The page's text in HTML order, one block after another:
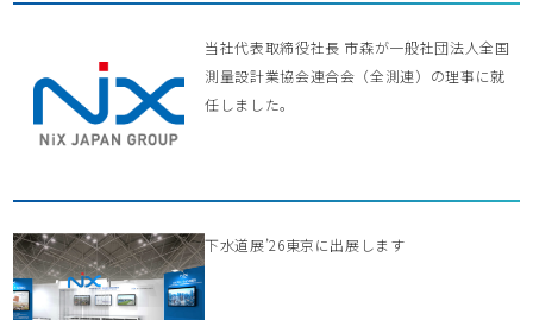
当社代表取締役社長 市森が一般社団法人全国
測量設計業協会連合会（全測連）の理事に就
任しました。
下水道展’26東京に出展します